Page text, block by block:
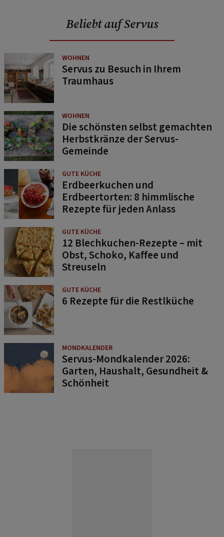
Beliebt auf Servus
WOHNEN
Servus zu Besuch in Ihrem
Traumhaus
WOHNEN
Die schönsten selbst gemachten
Herbstkränze der Servus-
Gemeinde
GUTE KÜCHE
Erdbeerkuchen und
Erdbeertorten: 8 himmlische
Rezepte für jeden Anlass
GUTE KÜCHE
12 Blechkuchen-Rezepte – mit
Obst, Schoko, Kaffee und
Streuseln
GUTE KÜCHE
6 Rezepte für die Restlküche
MONDKALENDER
Servus-Mondkalender 2026:
Garten, Haushalt, Gesundheit &
Schönheit